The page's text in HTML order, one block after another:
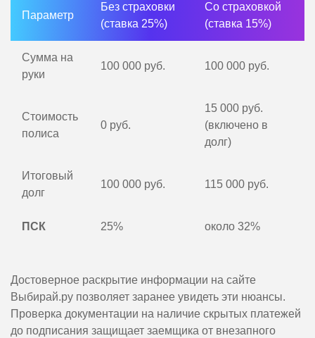
Параметр
Без страховки
(ставка 25%)
Со страховкой
(ставка 15%)
Сумма на
руки
100 000 руб. 100 000 руб.
Стоимость
полиса
0 руб.
15 000 руб.
(включено в
долг)
Итоговый
долг
100 000 руб. 115 000 руб.
ПСК 25% около 32%
Достоверное раскрытие информации на сайте
Выбирай.ру позволяет заранее увидеть эти нюансы.
Проверка документации на наличие скрытых платежей
до подписания защищает заемщика от внезапного